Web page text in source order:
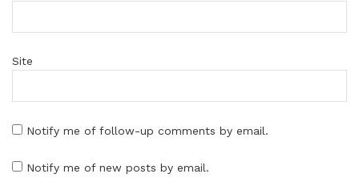
Site
Notify me of follow-up comments by email.
Notify me of new posts by email.